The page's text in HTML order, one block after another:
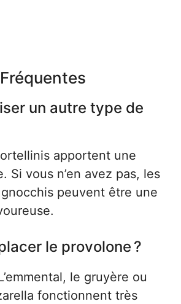
un autre type de
apportent une
Si vous n’en avez pas, les
peuvent être une
le provolone ?
le gruyère ou
fonctionnent très